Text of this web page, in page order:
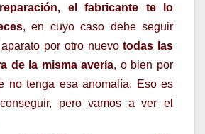
el fabricante te lo
, en cuyo caso debe seguir
por otro nuevotodas las
de la misma avería, o bien por
no tenga esa anomalía. Eso es
pero vamos a ver el